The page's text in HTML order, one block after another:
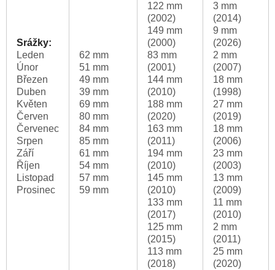
Srážky:
Leden
Únor
Březen
Duben
Květen
Červen
Červenec
Srpen
Září
Říjen
Listopad
Prosinec
62 mm
51 mm
49 mm
39 mm
69 mm
80 mm
84 mm
85 mm
61 mm
54 mm
57 mm
59 mm
122 mm
(2002)
149 mm
(2000)
83 mm
(2001)
144 mm
(2010)
188 mm
(2020)
163 mm
(2011)
194 mm
(2010)
145 mm
(2010)
133 mm
(2017)
125 mm
(2015)
113 mm
(2018)
3 mm
(2014)
9 mm
(2026)
2 mm
(2007)
18 mm
(1998)
27 mm
(2019)
18 mm
(2006)
23 mm
(2003)
13 mm
(2009)
11 mm
(2010)
2 mm
(2011)
25 mm
(2020)